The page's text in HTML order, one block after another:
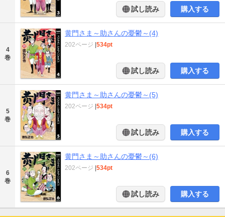
試し読み 購入する
4
巻
黄門さま～助さんの憂鬱～(4)
202ページ |534pt
試し読み 購入する
5
巻
黄門さま～助さんの憂鬱～(5)
202ページ |534pt
試し読み 購入する
6
巻
黄門さま～助さんの憂鬱～(6)
202ページ |534pt
試し読み 購入する